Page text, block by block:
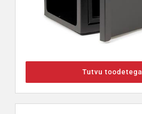
Tutvu toodetega